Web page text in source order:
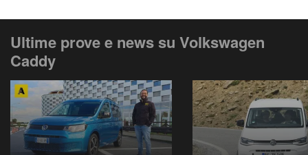
Ultime prove e news su Volkswagen
Caddy